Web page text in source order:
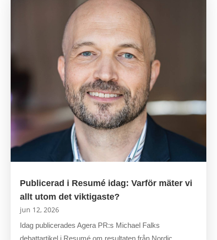
Publicerad i Resumé idag: Varför mäter vi
allt utom det viktigaste?
jun 12, 2026
Idag publicerades Agera PR:s Michael Falks